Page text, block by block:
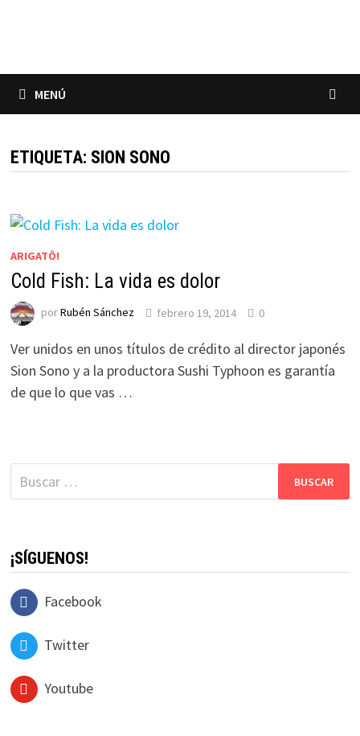
MENÚ
ETIQUETA: SION SONO
ARIGATÔ!
Cold Fish: La vida es dolor
porRubén Sánchez febrero 19, 2014 0
Ver unidos en unos títulos de crédito al director japonés
Sion Sono y a la productora Sushi Typhoon es garantía
de que lo que vas …
Buscar:
¡SÍGUENOS!
Facebook
Twitter
Youtube